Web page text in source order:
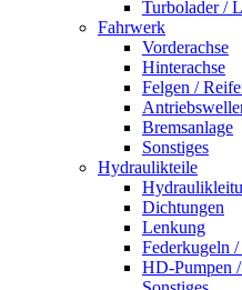
Turbolader /
Fahrwerk
Vorderachse
Hinterachse
Felgen /
Bremsanlage
Sonstiges
Hydraulikteile
Dichtungen
Lenkung
Federkugeln
HD-Pumpen